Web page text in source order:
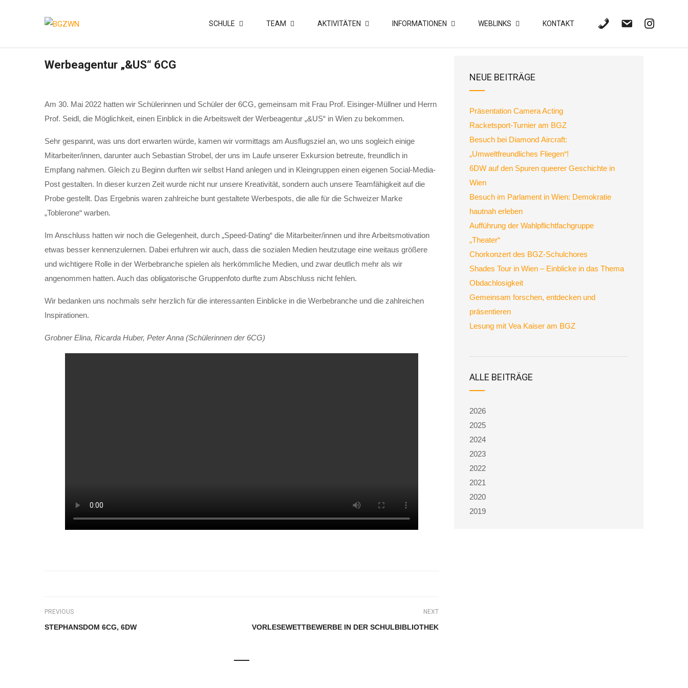
SCHULE TEAM AKTIVITÄTEN INFORMATIONEN WEBLINKS KONTAKT
Werbeagentur „&US“ 6CG
Am 30. Mai 2022 hatten wir Schülerinnen und Schüler der 6CG, gemeinsam mit Frau Prof. Eisinger-Müllner und Herrn
Prof. Seidl, die Möglichkeit, einen Einblick in die Arbeitswelt der Werbeagentur „&US“ in Wien zu bekommen.
Sehr gespannt, was uns dort erwarten würde, kamen wir vormittags am Ausflugsziel an, wo uns sogleich einige
Mitarbeiter/innen, darunter auch Sebastian Strobel, der uns im Laufe unserer Exkursion betreute, freundlich in
Empfang nahmen. Gleich zu Beginn durften wir selbst Hand anlegen und in Kleingruppen einen eigenen Social-Media-
Post gestalten. In dieser kurzen Zeit wurde nicht nur unsere Kreativität, sondern auch unsere Teamfähigkeit auf die
Probe gestellt. Das Ergebnis waren zahlreiche bunt gestaltete Werbespots, die alle für die Schweizer Marke
„Toblerone“ warben.
Im Anschluss hatten wir noch die Gelegenheit, durch „Speed-Dating“ die Mitarbeiter/innen und ihre Arbeitsmotivation
etwas besser kennenzulernen. Dabei erfuhren wir auch, dass die sozialen Medien heutzutage eine weitaus größere
und wichtigere Rolle in der Werbebranche spielen als herkömmliche Medien, und zwar deutlich mehr als wir
angenommen hatten. Auch das obligatorische Gruppenfoto durfte zum Abschluss nicht fehlen.
Wir bedanken uns nochmals sehr herzlich für die interessanten Einblicke in die Werbebranche und die zahlreichen
Inspirationen.
Grobner Elina, Ricarda Huber, Peter Anna (Schülerinnen der 6CG)
PREVIOUS
STEPHANSDOM 6CG, 6DW
NEXT
VORLESEWETTBEWERBE IN DER SCHULBIBLIOTHEK
NEUE BEITRÄGE
Präsentation Camera Acting
Racketsport-Turnier am BGZ
Besuch bei Diamond Aircraft:
„Umweltfreundliches Fliegen“!
6DW auf den Spuren queerer Geschichte in
Wien
Besuch im Parlament in Wien: Demokratie
hautnah erleben
Aufführung der Wahlpflichtfachgruppe
„Theater“
Chorkonzert des BGZ-Schulchores
Shades Tour in Wien – Einblicke in das Thema
Obdachlosigkeit
Gemeinsam forschen, entdecken und
präsentieren
Lesung mit Vea Kaiser am BGZ
ALLE BEITRÄGE
2026
2025
2024
2023
2022
2021
2020
2019